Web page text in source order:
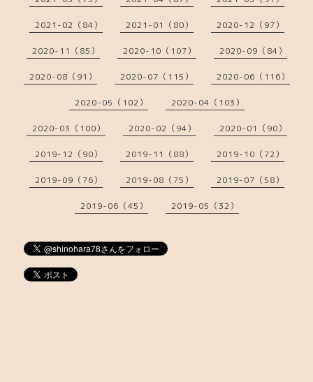
2021-02（84） 2021-01（80） 2020-12（97）
2020-11（85） 2020-10（107） 2020-09（84）
2020-08（91） 2020-07（115） 2020-06（116）
2020-05（102） 2020-04（103）
2020-03（100） 2020-02（94） 2020-01（90）
2019-12（90） 2019-11（88） 2019-10（72）
2019-09（76） 2019-08（75） 2019-07（58）
2019-06（45） 2019-05（32）